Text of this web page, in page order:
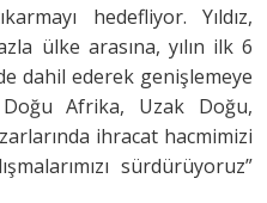
hedefliyor. Yıldız,
ülke arasına, yılın ilk 6
dahil ederek genişlemeye
Afrika, Uzak Doğu,
ihracat hacmimizi
sürdürüyoruz”